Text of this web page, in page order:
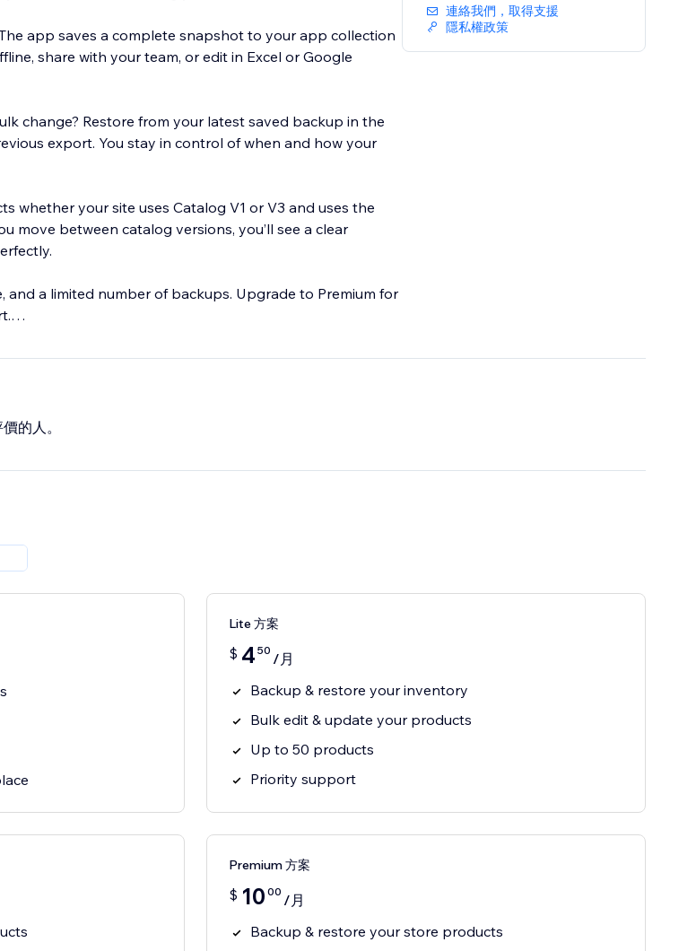
app saves a complete snapshot to your app collection
share with your team, or edit in Excel or Google
change? Restore from your latest saved backup in the
export. You stay in control of when and how your
whether your site uses Catalog V1 or V3 and uses the
move between catalog versions, you’ll see a clear
and a limited number of backups. Upgrade to Premium for
migrate catalogs, or want a safety net before major
連絡我們，取得支援
隱私權政策
的人。
Lite 方案
$ 4 50 /月
Backup & restore your inventory
Bulk edit & update your products
Up to 50 products
Priority support
Premium 方案
$ 10 00 /月
Backup & restore your store products